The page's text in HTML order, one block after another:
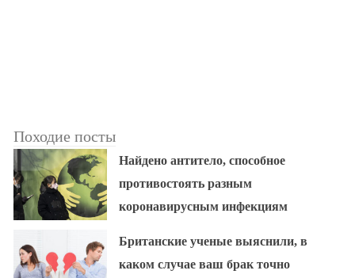
Походие посты
Найдено антитело, способное
противостоять разным
коронавирусным инфекциям
Британские ученые выяснили, в
каком случае ваш брак точно